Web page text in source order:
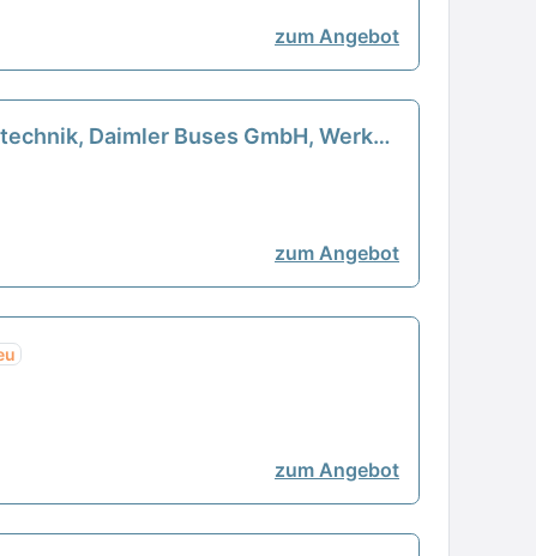
zum Angebot
Daimler Buses GmbH, Werk
zum Angebot
zum Angebot